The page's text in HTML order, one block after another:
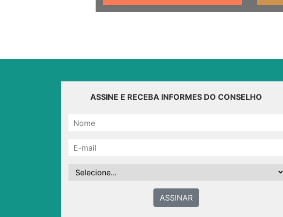
ASSINE E RECEBA INFORMES DO CONSELHO
ASSINAR